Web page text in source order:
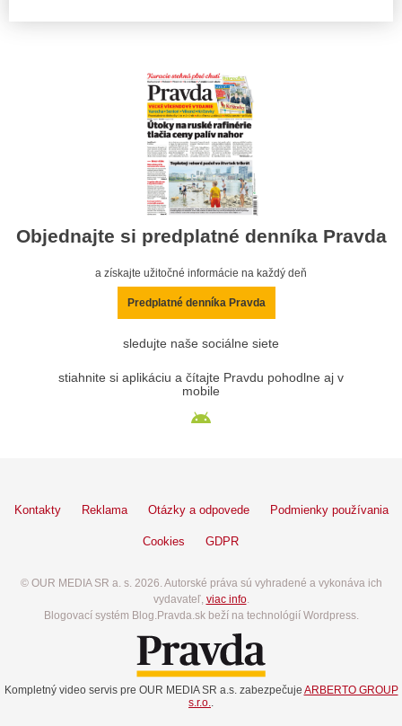
Objednajte si predplatné denníka Pravda
a získajte užitočné informácie na každý deň
Predplatné denníka Pravda
sledujte naše sociálne siete
stiahnite si aplikáciu a čítajte Pravdu pohodlne aj v
mobile
Kontakty Reklama Otázky a odpovede Podmienky používania
Cookies GDPR
© OUR MEDIA SR a. s. 2026. Autorské práva sú vyhradené a vykonáva ich
vydavateľ, viac info.
Blogovací systém Blog.Pravda.sk beží na technológií Wordpress.
Kompletný video servis pre OUR MEDIA SR a.s. zabezpečuje ARBERTO GROUP
s.r.o..